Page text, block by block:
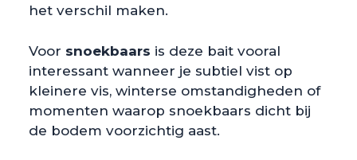
het verschil maken.
Voor snoekbaars is deze bait vooral
interessant wanneer je subtiel vist op
kleinere vis, winterse omstandigheden of
momenten waarop snoekbaars dicht bij
de bodem voorzichtig aast.